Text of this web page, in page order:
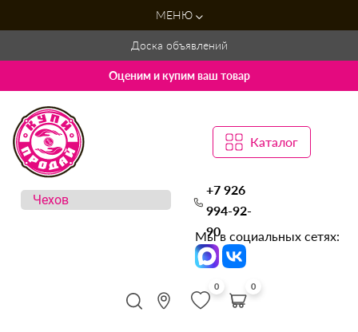
МЕНЮ
Доска объявлений
Оценим и купим ваш товар
Каталог
+7 926
994-92-
90
Мы в социальных сетях:
0 0